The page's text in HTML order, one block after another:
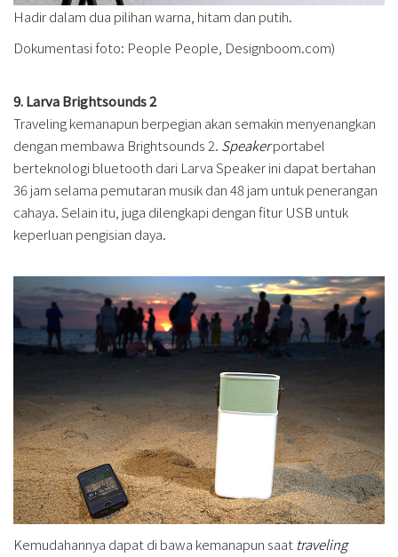
Hadir dalam dua pilihan warna, hitam dan putih.
Dokumentasi foto: People People, Designboom.com)
9. Larva Brightsounds 2
Traveling kemanapun berpegian akan semakin menyenangkan
dengan membawa Brightsounds 2. Speakerportabel
berteknologi bluetooth dari Larva Speaker ini dapat bertahan
36 jam selama pemutaran musik dan 48 jam untuk penerangan
cahaya. Selain itu, juga dilengkapi dengan fitur USB untuk
keperluan pengisian daya.
Kemudahannya dapat di bawa kemanapun saat traveling